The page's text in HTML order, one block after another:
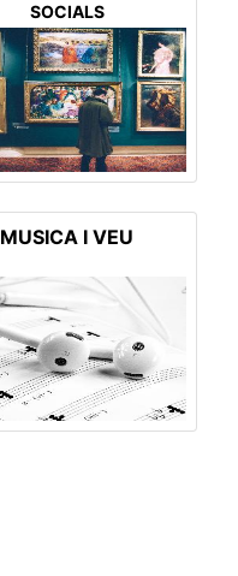
SOCIALS
MUSICA I VEU